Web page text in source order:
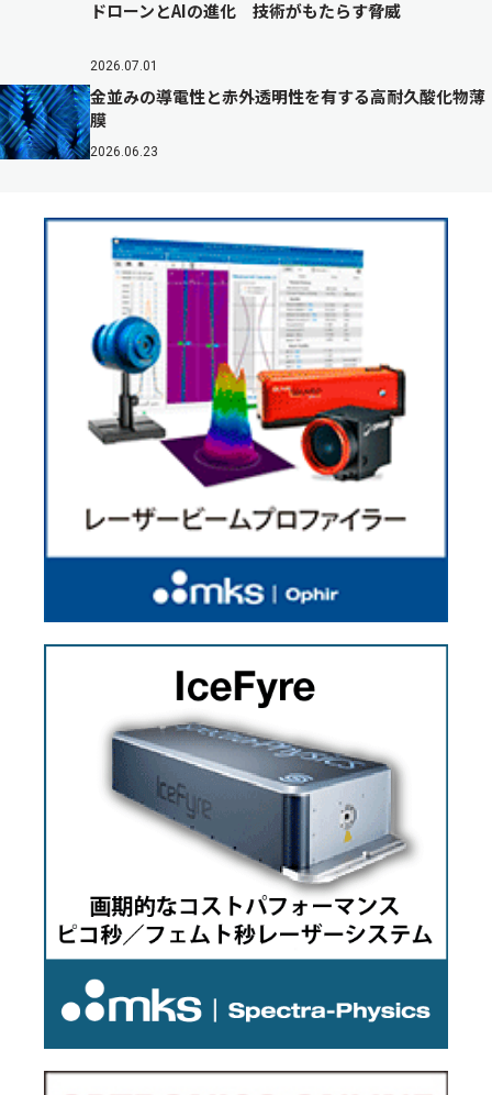
ドローンとAIの進化 技術がもたらす脅威
2026.07.01
金並みの導電性と赤外透明性を有する高耐久酸化物薄
膜
2026.06.23